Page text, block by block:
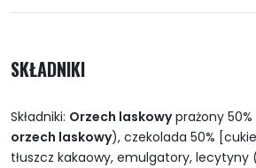
SKŁADNIKI
Składniki: Orzech laskowyprażony 50%
orzech laskowy), czekolada 50%
tłuszcz kakaowy, emulgatory, lecytyny